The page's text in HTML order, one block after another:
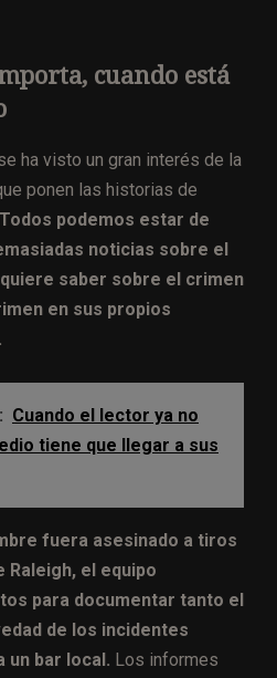
cuando está
ha visto un gran interés de la
ponen las historias de
podemos estar de
noticias sobre el
saber sobre el crimen
en sus propios
Cuando el lector ya no
tiene que llegar a sus
fuera asesinado a tiros
Raleigh, el equipo
para documentar tanto el
de los incidentes
un bar local. Los informes